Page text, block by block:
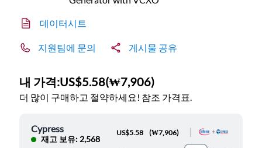
데이터시트
지원팀에 문의 게시물 공유
내 가격:US$5.58(₩7,906)
더 많이 구매하고 절약하세요! 참조 가격표.
Cypress
재고 보유: 2,568
US$5.58 (₩7,906)